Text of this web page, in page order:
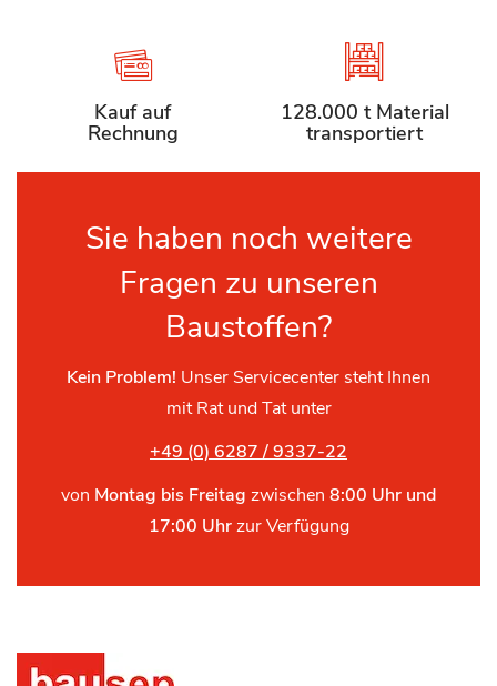
Kauf auf
Rechnung
128.000 t Material
transportiert
Sie haben noch weitere
Fragen zu unseren
Baustoffen?
Kein Problem! Unser Servicecenter steht Ihnen
mit Rat und Tat unter
+49 (0) 6287 / 9337-22
von Montag bis Freitag zwischen 8:00 Uhr und
17:00 Uhrzur Verfügung